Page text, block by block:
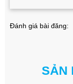
Đánh giá bài đăng:
SẢN